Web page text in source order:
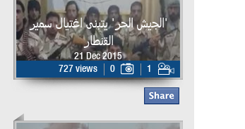
'الجيش الحر' يتبنى اغتيال سمير
القنطار
21 Dec 2015
727 views
0 1